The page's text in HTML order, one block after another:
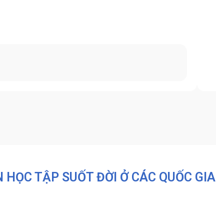
HỌC TẬP SUỐT ĐỜI Ở CÁC QUỐC GIA